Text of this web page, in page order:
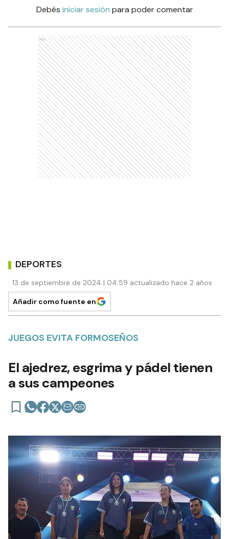
Debés iniciar sesión para poder comentar
Ads
DEPORTES
13 de septiembre de 2024 | 04:59 actualizado hace 2 años
Añadir como fuente en
JUEGOS EVITA FORMOSEÑOS
El ajedrez, esgrima y pádel tienen
a sus campeones